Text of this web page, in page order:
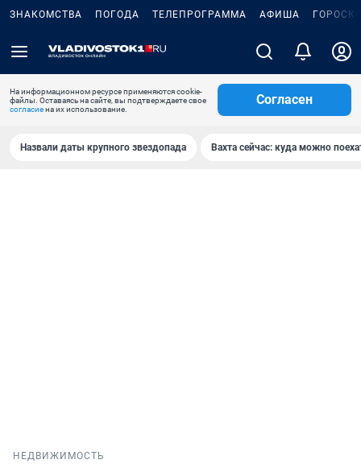
ЗНАКОМСТВА ПОГОДА ТЕЛЕПРОГРАММА АФИША
На информационном ресурсе применяются cookie-
файлы. Оставаясь на сайте, вы подтверждаете свое
согласиена их использование.
Согласен
Назвали даты крупного звездопада Вахта сейчас: куда можно
НЕДВИЖИМОСТЬ